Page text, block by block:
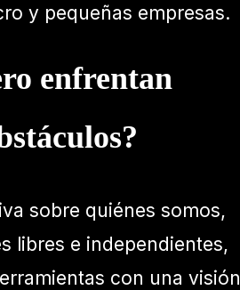
y pequeñas empresas.
enfrentan
sobre quiénes somos,
libres e independientes,
con una visión